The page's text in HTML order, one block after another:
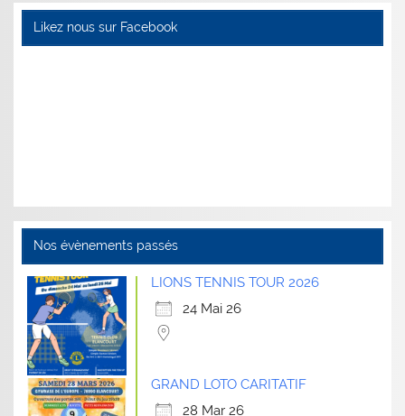
Likez nous sur Facebook
Nos évènements passés
LIONS TENNIS TOUR 2026
24 Mai 26
GRAND LOTO CARITATIF
28 Mar 26